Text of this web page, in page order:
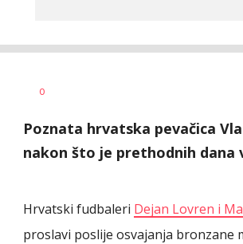
AUTOR
0
Poznata hrvatska pevačica
nakon što je prethodnih dana
Hrvatski fudbaleri Dejan Lovren i
proslavi poslije osvajanja bronzane